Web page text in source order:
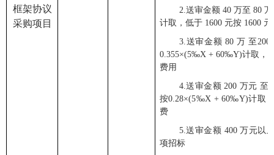
框架协议
采购项目
2.送审金额 40 万至 80
计取，低于 1600 元按 1600
3.送审金额80万 至200
0.355×(5‰X + 60‰Y)计取，
费用
4.送审金额200 万元 至
按0.28×(5‰X + 60‰Y)计取
费
5.送审金额 400万元以
项招标